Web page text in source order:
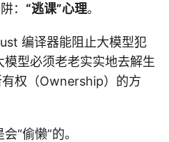
： “逃课”心理。
编译器能阻止大模型犯
型必须老老实实地去解生
权（Ownership）的方
“偷懒”的。